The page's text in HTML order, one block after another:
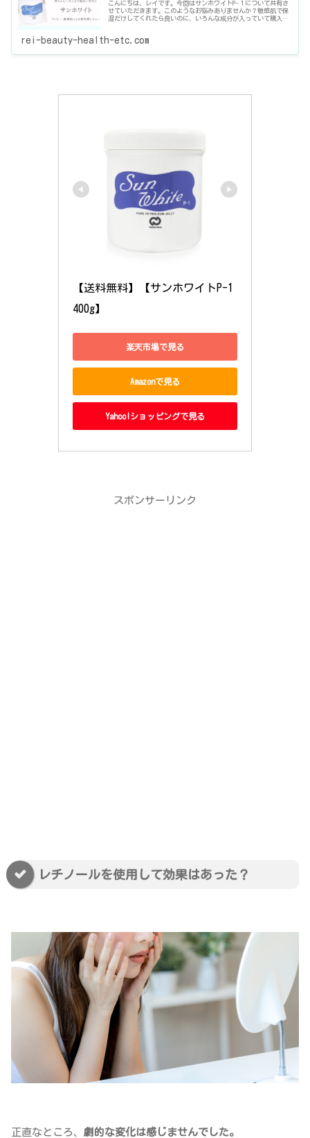
こんにちは、レイです。今回はサンホワイトP−１について共有さ
せていただきます。このようなお悩みありませんか？敏感肌で保
湿だけしてくれたら良いのに、いろんな成分が入っていて購入を
rei-beauty-health-etc.com
【送料無料】【サンホワイトP-1
400g】
楽天市場で見る
Amazonで見る
Yahoo!ショッピングで見る
スポンサーリンク
レチノールを使用して効果はあった？
正直なところ、 劇的な変化は感じませんでした。